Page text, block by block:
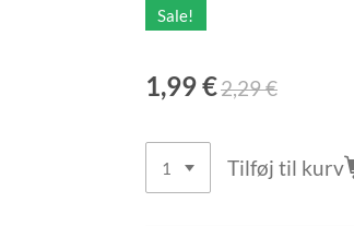
Sale!
1,99 €2,29 €
Tilføj til kurv